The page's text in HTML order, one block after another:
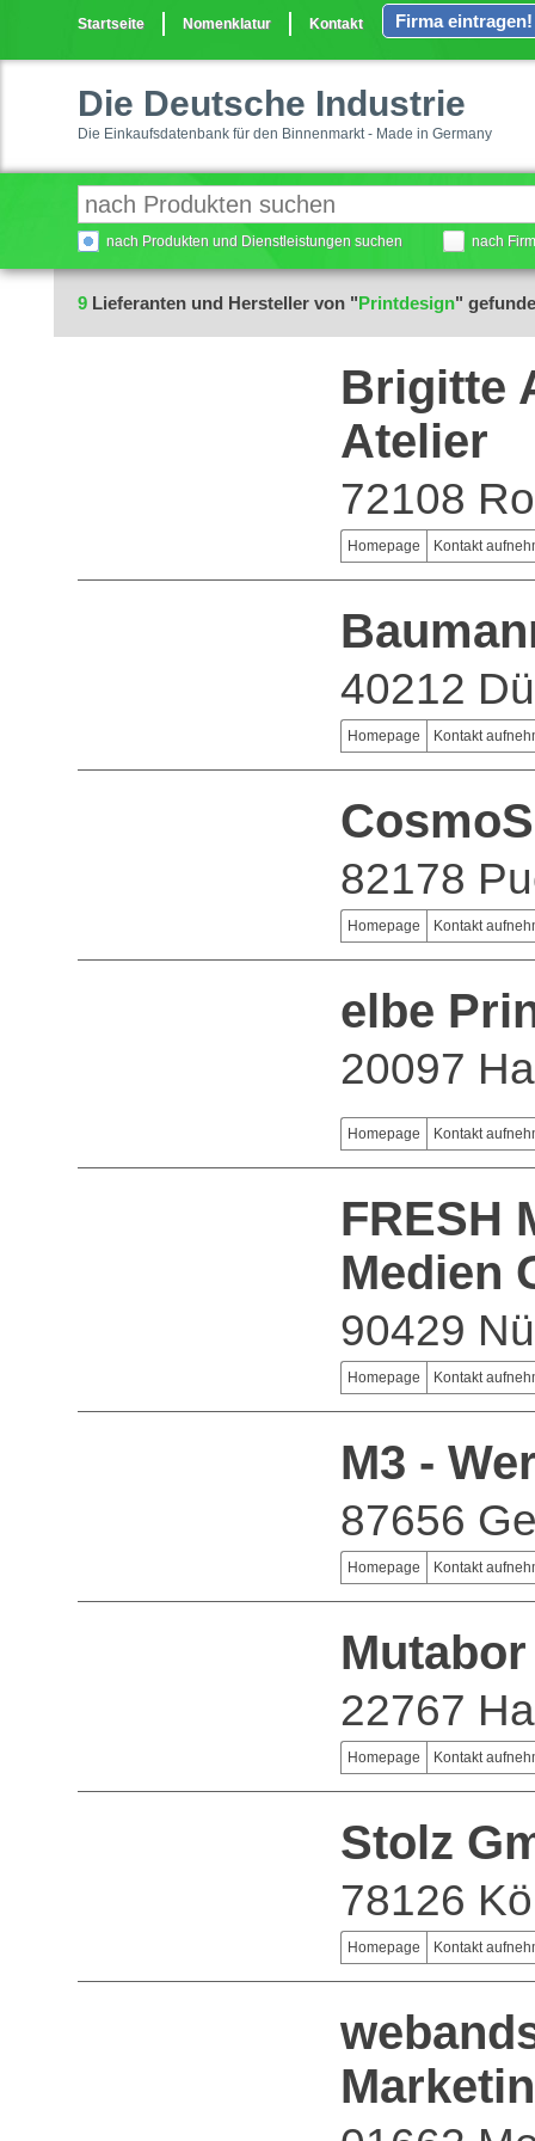
Startseite Nomenklatur Kontakt Firma eintragen!
Die Deutsche Industrie
Die Einkaufsdatenbank für den Binnenmarkt - Made in Germany
nach Produkten und Dienstleistungen suchen nach
9 Lieferanten und Hersteller von "Printdesign"
Brigitte
Atelier
72108
Homepage Kontakt
40212
Homepage Kontakt
82178
Homepage Kontakt
elbe
20097
Homepage Kontakt
FRESH
Medien
90429
Homepage Kontakt
M3 -
87656
Homepage Kontakt
22767
Homepage Kontakt
Stolz
78126
Homepage Kontakt